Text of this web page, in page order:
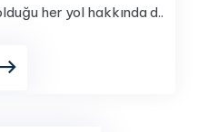
her yol hakkında d..